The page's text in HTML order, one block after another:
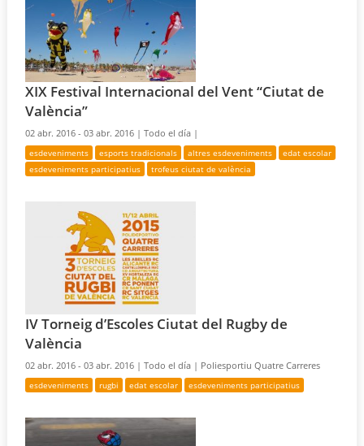
XIX Festival Internacional del Vent “Ciutat de
València”
02 abr. 2016 - 03 abr. 2016 |Todo el día |
esdeveniments esports tradicionals altres esdeveniments
edat escolar
esdeveniments participatius
trofeus ciutat de valència
IV Torneig d’Escoles Ciutat del Rugby de
València
02 abr. 2016 - 03 abr. 2016 |Todo el día | Poliesportiu Quatre Carreres
esdeveniments rugbi edat escolar esdeveniments participatius